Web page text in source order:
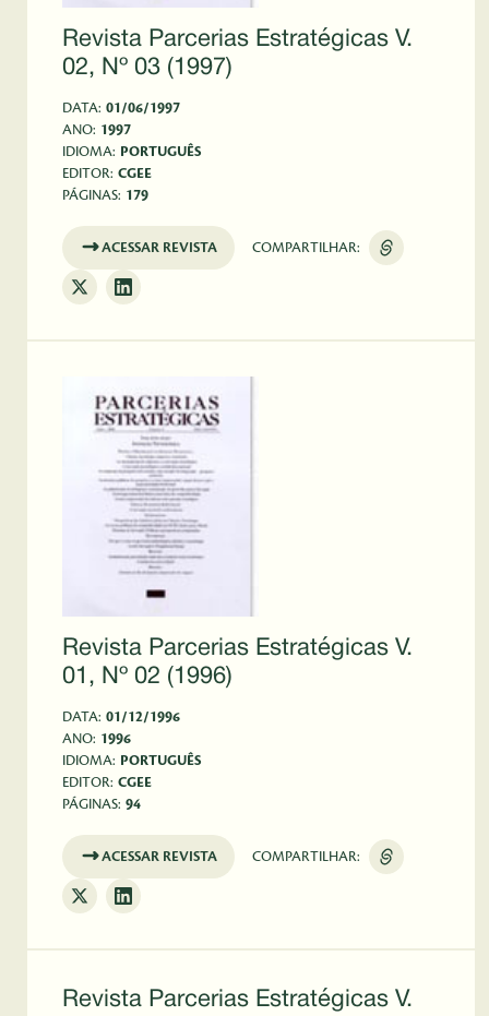
Revista Parcerias Estratégicas V.
02, Nº 03 (1997)
DATA: 01/06/1997
ANO: 1997
IDIOMA: PORTUGUÊS
EDITOR: CGEE
PÁGINAS: 179
ACESSAR REVISTA COMPARTILHAR:
Revista Parcerias Estratégicas V.
01, Nº 02 (1996)
DATA: 01/12/1996
ANO: 1996
IDIOMA: PORTUGUÊS
EDITOR: CGEE
PÁGINAS: 94
ACESSAR REVISTA COMPARTILHAR:
Revista Parcerias Estratégicas V.